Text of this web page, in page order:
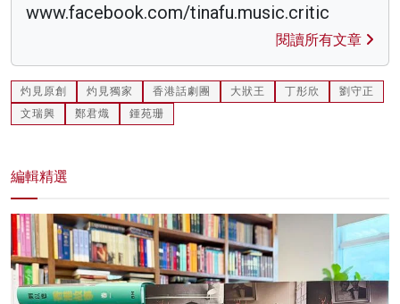
www.facebook.com/tinafu.music.critic
閱讀所有文章
灼見原創 灼見獨家 香港話劇團 大狀王 丁彤欣
劉守正
文瑞興
鄭君熾 鍾苑珊
編輯精選